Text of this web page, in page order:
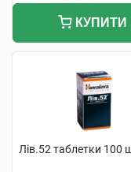
КУПИТИ
Лів.52 таблетки 100